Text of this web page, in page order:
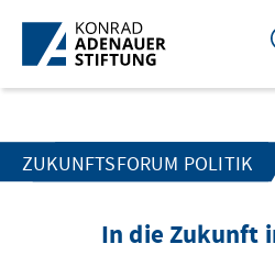
Skip to Main Content
ZUKUNFTSFORUM POLITIK
In die Zukunft